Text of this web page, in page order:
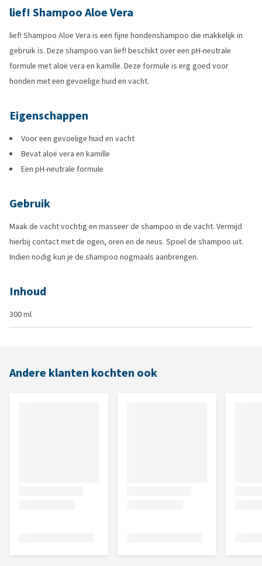
lief! Shampoo Aloe Vera
lief! Shampoo Aloe Vera is een fijne hondenshampoo die makkelijk in
gebruik is. Deze shampoo van lief! beschikt over een pH-neutrale
formule met aloë vera en kamille. Deze formule is erg goed voor
honden met een gevoelige huid en vacht.
Eigenschappen
Voor een gevoelige huid en vacht
Bevat aloë vera en kamille
Een pH-neutrale formule
Gebruik
Maak de vacht vochtig en masseer de shampoo in de vacht. Vermijd
hierbij contact met de ogen, oren en de neus. Spoel de shampoo uit.
Indien nodig kun je de shampoo nogmaals aanbrengen.
Inhoud
300 ml
Andere klanten kochten ook